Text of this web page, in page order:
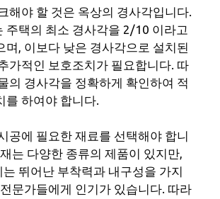
해야 할 것은 옥상의 경사각입니다.
주택의 최소 경사각을 2/10 이라고
며, 이보다 낮은 경사각으로 설치된
가적인 보호조치가 필요합니다. 따
의 경사각을 정확하게 확인하여 적
를 하여야 합니다.
공에 필요한 재료를 선택해야 합니
는 다양한 종류의 제품이 있지만,
뛰어난 부착력과 내구성을 가지
문가들에게 인기가 있습니다. 따라